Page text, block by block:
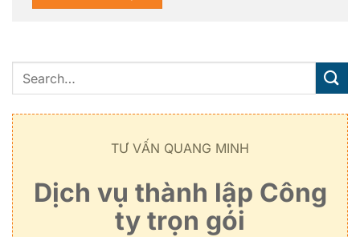
TƯ VẤN QUANG MINH
Dịch vụ thành lập Công
ty trọn gói